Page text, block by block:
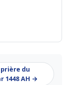
du
1448 AH →